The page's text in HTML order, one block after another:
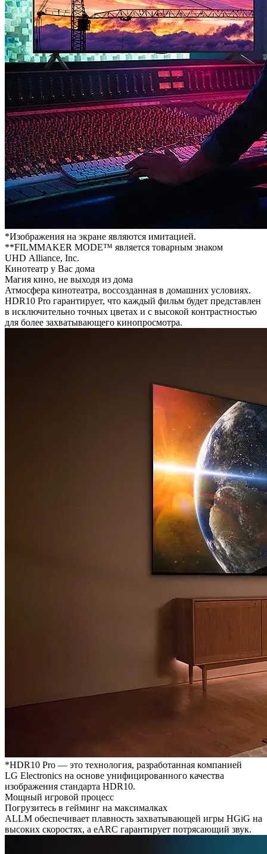
*Изображения на экране являются имитацией.
**FILMMAKER MODE™ является товарным знаком
UHD Alliance, Inc.
Кинотеатр у Вас дома
Магия кино, не выходя из дома
Атмосфера кинотеатра, воссозданная в домашних условиях.
HDR10 Pro гарантирует, что каждый фильм будет представлен
в исключительно точных цветах и с высокой контрастностью
для более захватывающего кинопросмотра.
*HDR10 Pro — это технология, разработанная компанией
LG Electronics на основе унифицированного качества
изображения стандарта HDR10.
Мощный игровой процесс
Погрузитесь в гейминг на максималках
ALLM обеспечивает плавность захватывающей игры HGiG на
высоких скоростях, а eARC гарантирует потрясающий звук.